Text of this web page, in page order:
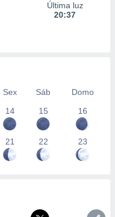
Última luz
20:37
Sex Sáb
Domo
14 15 16
21 22 23